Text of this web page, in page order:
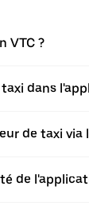
VTC ?
dans
de taxi via
de